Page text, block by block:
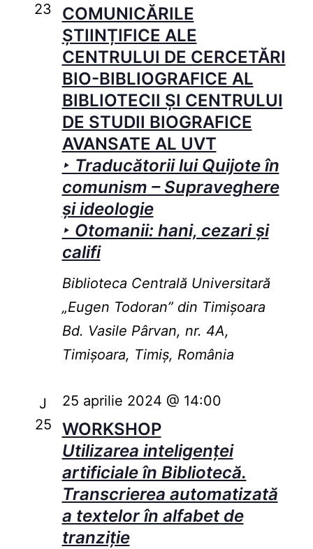
23
COMUNICĂRILE
ȘTIINȚIFICE ALE
CENTRULUI DE CERCETĂRI
BIO-BIBLIOGRAFICE AL
BIBLIOTECII ȘI CENTRULUI
DE STUDII BIOGRAFICE
AVANSATE AL UVT
‣ Traducătorii lui Quijote în
comunism – Supraveghere
și ideologie
‣ Otomanii: hani, cezari și
califi
Biblioteca Centrală Universitară
„Eugen Todoran” din Timişoara
Bd. Vasile Pârvan, nr. 4A,
Timișoara, Timiș, România
J
25
WORKSHOP
Utilizarea inteligenței
artificiale în Bibliotecă.
Transcrierea automatizată
a textelor în alfabet de
tranziție
25 aprilie 2024 @ 14:00